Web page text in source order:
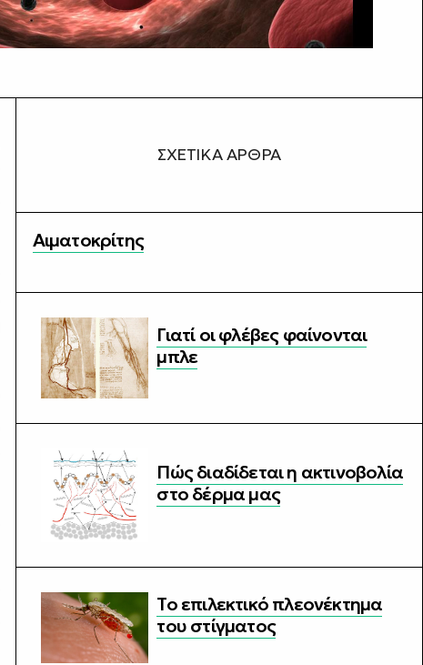
ΣΧΕΤΙΚΆ ΆΡΘΡΑ
Αιματοκρίτης
Γιατί οι φλέβες φαίνονται
μπλε
Πώς διαδίδεται η ακτινοβολία
στο δέρμα μας
Το επιλεκτικό πλεονέκτημα
του στίγματος